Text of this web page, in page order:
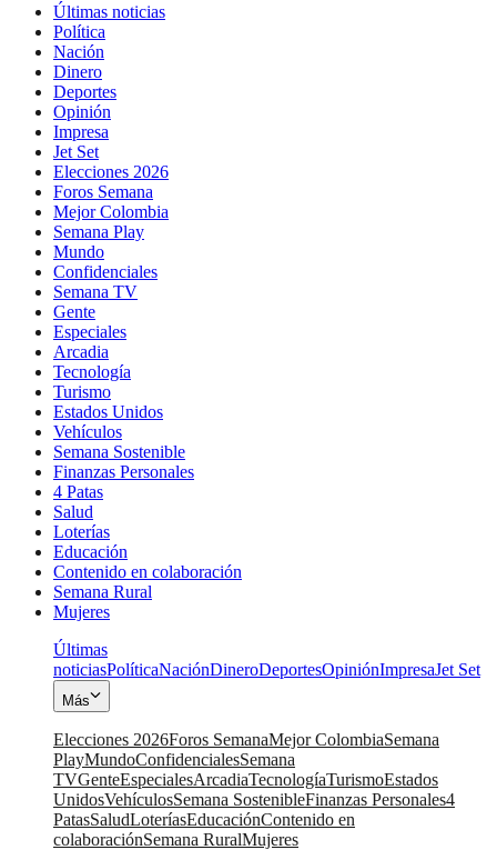
Últimas noticias
Política
Nación
Dinero
Deportes
Opinión
Impresa
Jet Set
Elecciones 2026
Foros Semana
Mejor Colombia
Semana Play
Mundo
Confidenciales
Semana TV
Gente
Especiales
Arcadia
Tecnología
Turismo
Estados Unidos
Vehículos
Semana Sostenible
Finanzas Personales
4 Patas
Salud
Loterías
Educación
Contenido en colaboración
Semana Rural
Mujeres
Últimas
noticiasPolíticaNaciónDineroDeportesOpiniónImpresaJet Set
Más
Elecciones 2026Foros SemanaMejor ColombiaSemana
PlayMundoConfidencialesSemana
TVGenteEspecialesArcadiaTecnologíaTurismoEstados
UnidosVehículosSemana SostenibleFinanzas Personales4
PatasSaludLoteríasEducaciónContenido en
colaboraciónSemana RuralMujeres